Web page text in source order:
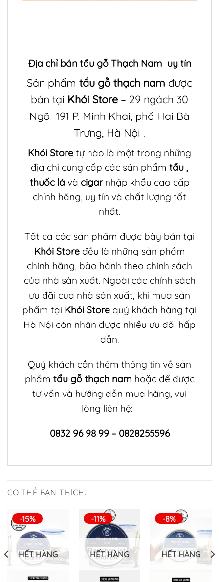
Địa chỉ bán tẩu gỗ Thạch Nam uy tín
Sản phẩm tẩu gỗ thạch nam được
bán tại Khói Store – 29 ngách 30
Ngõ 191 P. Minh Khai, phố Hai Bà
Trưng, Hà Nội .
Khói Store tự hào là một trong những
địa chỉ cung cấp các sản phẩm tẩu ,
thuốc lá và cigar nhập khẩu cao cấp
chính hãng, uy tín và chất lượng tốt
nhất.
Tất cả các sản phẩm được bày bán tại
Khói Stoređều là những sản phẩm
chính hãng, bảo hành theo chính sách
của nhà sản xuất. Ngoài các chính sách
ưu đãi của nhà sản xuất, khi mua sản
phẩm tại Khói Store quý khách hàng tại
Hà Nội còn nhận được nhiều ưu đãi hấp
dẫn.
Quý khách cần thêm thông tin về sản
phẩm tẩu gỗ thạch nam hoặc để được
tư vấn và hướng dẫn mua hàng, vui
lòng liên hệ:
0832 96 98 99 – 0828255596
CÓ THỂ BẠN THÍCH…
-15%
HẾT HÀNG
-11%
HẾT HÀNG
-8%
HẾT HÀNG